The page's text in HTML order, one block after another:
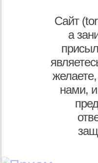
Сайт
а
нами,